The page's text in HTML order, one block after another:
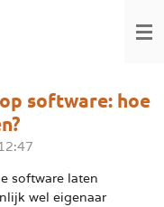
software: hoe
software laten
wel eigenaar